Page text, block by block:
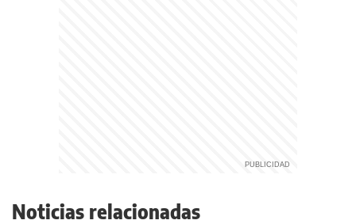
Noticias relacionadas